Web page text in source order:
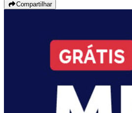
Compartilhar